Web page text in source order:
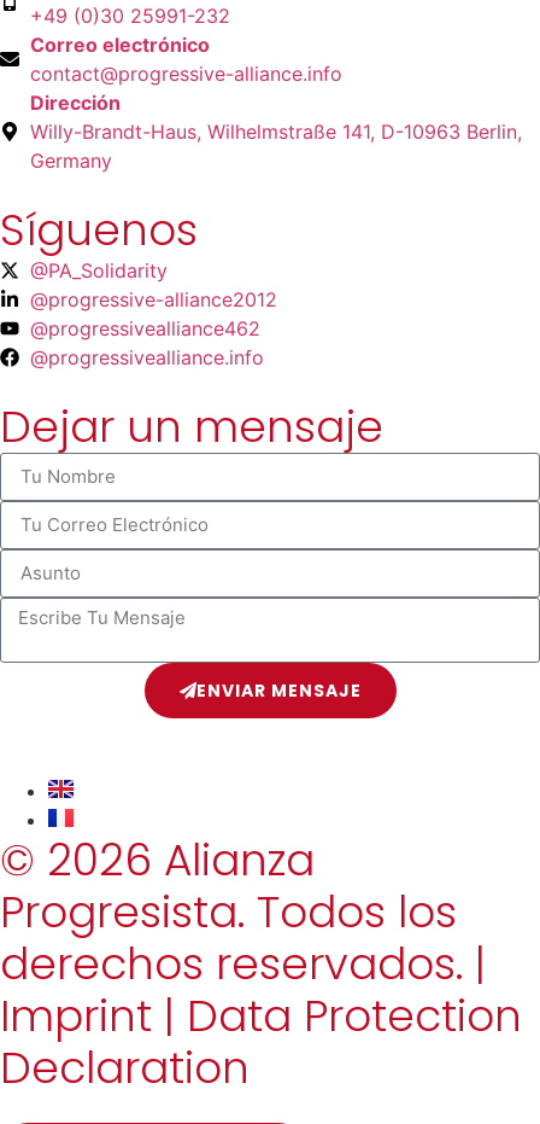
+49 (0)30 25991-232
Correo electrónico
contact@progressive-alliance.info
Dirección
Willy-Brandt-Haus, Wilhelmstraße 141, D-10963 Berlin,
Germany
Síguenos
@PA_Solidarity
@progressive-alliance2012
@progressivealliance462
@progressivealliance.info
Dejar un mensaje
ENVIAR MENSAJE
© 2026 Alianza
Progresista. Todos los
derechos reservados. |
Imprint | Data Protection
Declaration